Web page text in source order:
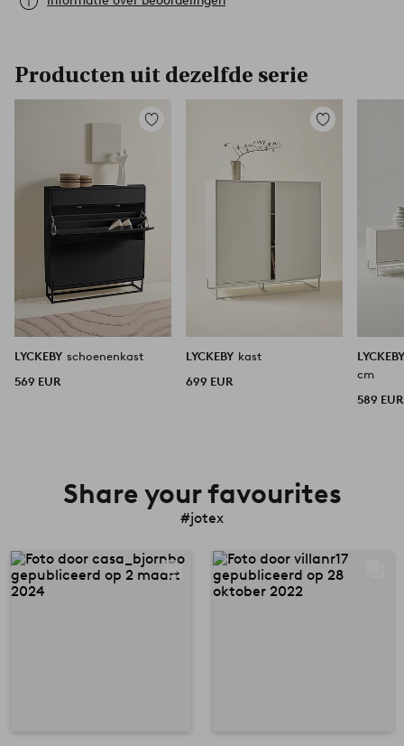
Producten uit dezelfde serie
Toevoegen
LYCKEBY schoenenkast
569 EUR
Toevoegen
LYCKEBY kast
699 EUR
cm
589 EUR
Share your favourites
#jotex